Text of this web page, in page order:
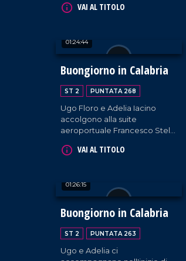
Montauro), Achille Ordine
Landro.
VAI AL TITOLO
01:24:44
Buongiorno in Calabria
ST 2 PUNTATA 268
Ugo Floro e Adelia Iacino
accolgono alla suite
aeroportuale Francesco Stella
Perri (sindaco di Pedivigliano),
Fragomeni (sindaca di
Siderno).
VAI AL TITOLO
01:26:15
Buongiorno in Calabria
ST 2 PUNTATA 263
Ugo e Adelia ci